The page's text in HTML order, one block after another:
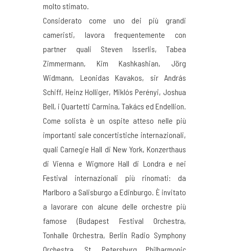
molto stimato.
Considerato come uno dei più grandi
cameristi, lavora frequentemente con
partner quali Steven Isserlis, Tabea
Zimmermann, Kim Kashkashian, Jörg
Widmann, Leonidas Kavakos, sir András
Schiff, Heinz Holliger, Miklós Perényi, Joshua
Bell, i Quartetti Carmina, Takács ed Endellion.
Come solista è un ospite atteso nelle più
importanti sale concertistiche internazionali,
quali Carnegie Hall di New York, Konzerthaus
di Vienna e Wigmore Hall di Londra e nei
Festival internazionali più rinomati: da
Marlboro a Salisburgo a Edinburgo. È invitato
a lavorare con alcune delle orchestre più
famose (Budapest Festival Orchestra,
Tonhalle Orchestra, Berlin Radio Symphony
Orchestra, St. Petersburg Philharmonic